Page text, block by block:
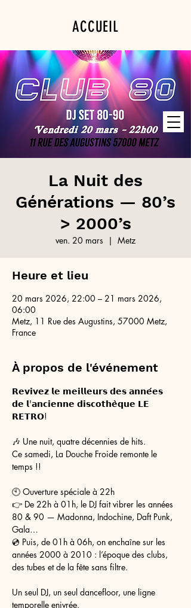
ACCUEIL
PROGRAMMATION
PRIVATISATION
La Nuit des
Générations — 80’s
> 2000’s
ven. 20 mars
  |
Metz
Heure et lieu
20 mars 2026, 22:00 – 21 mars 2026,
06:00
Metz, 11 Rue des Augustins, 57000 Metz,
France
À propos de l'événement
𝗥𝗲𝘃𝗶𝘃𝗲𝘇 𝗹𝗲 𝗺𝗲𝗶𝗹𝗹𝗲𝘂𝗿𝘀 𝗱𝗲𝘀 𝗮𝗻𝗻𝗲́𝗲𝘀
𝗱𝗲 𝗹'𝗮𝗻𝗰𝗶𝗲𝗻𝗻𝗲 𝗱𝗶𝘀𝗰𝗼𝘁𝗵𝗲̀𝗾𝘂𝗲 𝗟𝗘
𝗥𝗘𝗧𝗥𝗢!
🎶 Une nuit, quatre décennies de hits.
Ce samedi, La Douche Froide remonte le
temps !!
🕙 Ouverture spéciale à 22h
👉 De 22h à 01h, le DJ fait vibrer les années
80 & 90 — Madonna, Indochine, Daft Punk,
Gala…
💿 Puis, de 01h à 06h, on enchaîne sur les
années 2000 à 2010 : l’époque des clubs,
des tubes et de la fête sans filtre.
Un seul DJ, un seul dancefloor, une ligne
temporelle enivrée.